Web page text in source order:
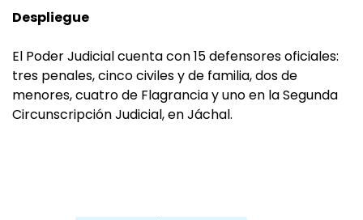
Despliegue
El Poder Judicial cuenta con 15 defensores oficiales:
tres penales, cinco civiles y de familia, dos de
menores, cuatro de Flagrancia y uno en la Segunda
Circunscripción Judicial, en Jáchal.